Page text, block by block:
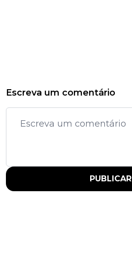
Escreva um comentário
PUBLICAR